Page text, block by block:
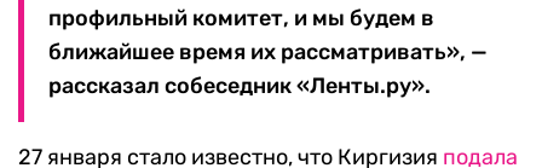
профильный комитет, и мы будем в
ближайшее время их рассматривать», —
рассказал собеседник «Ленты.ру».
27 января стало известно, что Киргизия подала